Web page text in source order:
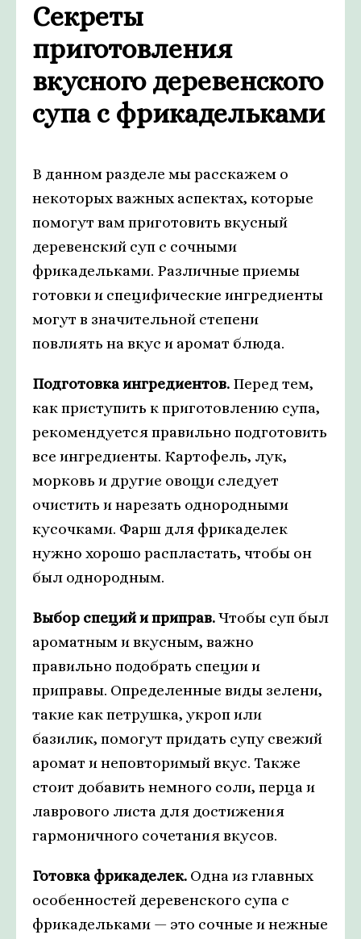
Секреты
приготовления
вкусного деревенского
супа с фрикадельками
В данном разделе мы расскажем о
некоторых важных аспектах, которые
помогут вам приготовить вкусный
деревенский суп с сочными
фрикадельками. Различные приемы
готовки и специфические ингредиенты
могут в значительной степени
повлиять на вкус и аромат блюда.
Подготовка ингредиентов. Перед тем,
как приступить к приготовлению супа,
рекомендуется правильно подготовить
все ингредиенты. Картофель, лук,
морковь и другие овощи следует
очистить и нарезать однородными
кусочками. Фарш для фрикаделек
нужно хорошо распластать, чтобы он
был однородным.
Выбор специй и приправ.Чтобы суп был
ароматным и вкусным, важно
правильно подобрать специи и
приправы. Определенные виды зелени,
такие как петрушка, укроп или
базилик, помогут придать супу свежий
аромат и неповторимый вкус. Также
стоит добавить немного соли, перца и
лаврового листа для достижения
гармоничного сочетания вкусов.
Готовка фрикаделек. Одна из главных
особенностей деревенского супа с
фрикадельками — это сочные и нежные